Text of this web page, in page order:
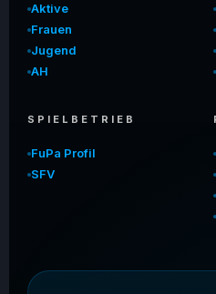
Aktive
Frauen
Jugend
AH
SPIELBETRIEB
FuPa Profil
SFV